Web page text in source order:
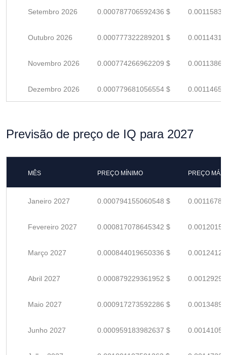
Setembro 2026 0.000787706592436 $
Outubro 2026 0.000777322289201 $
Novembro 2026 0.000774266962209 $
Dezembro 2026 0.000779681056554 $
Previsão de preço de IQ para 2027
MÊS PREÇO MÍNIMO PREÇO
Janeiro 2027 0.000794155060548 $
Fevereiro 2027 0.000817078645342 $
Março 2027 0.000844019650336 $
Abril 2027 0.000879229361952 $
Maio 2027 0.000917273592286 $
Junho 2027 0.000959183982637 $